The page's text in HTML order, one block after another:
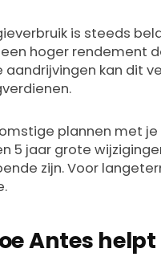
is steeds
hoger rendement
aandrijvingen kan dit
plannen met
5 jaar grote
zijn. Voor
Antes